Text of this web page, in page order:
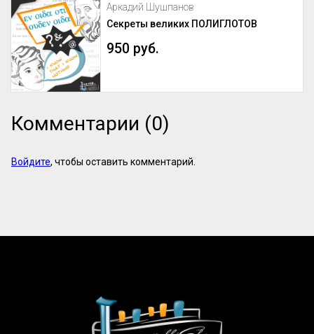
Аркадий Шушпанов
Секреты великих ПОЛИГЛОТОВ
950 руб.
Комментарии (0)
Войдите, чтобы оставить комментарий.